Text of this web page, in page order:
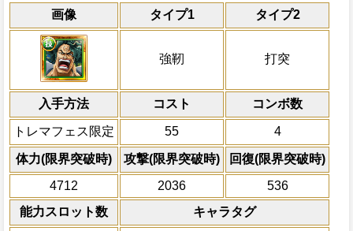
画像 タイプ1 タイプ2
強靭 打突
入手方法 コスト コンボ数
トレマフェス限定 55 4
体力(限界突破時) 攻撃(限界突破時)
回復(限界突破時)
4712
2036
536
能力スロット数
キャラタグ
通常 19→14ターン
限界突破
通常時
一味にかかっているスロット封じ・やけ
ラの攻撃×200倍の技属性ダメージを与え
を含む全てのスロットを [技]スロットに
時すでにスロット影響増大効果がかかっ
かかっているスロット影響増大効果とス
効果を1ターン延長、それ以外の時は2タ
ロットの影響を2.5倍、[技]スロットの影
2ターンの間[技]
スロットによる攻撃の倍
時2.5倍、通常時1.0倍、不利時0.5倍にす
共闘性能
船長効果
冒険開始時の必殺タ
キャラの攻撃を
にし、他の属性キャ
必殺技
ターン数：11
敵全体の攻撃を3タ
全体にかかっている
ン減らす
アクション
2ターンの間敵全体の
を30%下げ、打突タ
げる
効果
冒険中1回限り、サポート対象キャラが必
スロットに変換する([
赤犬 黒馬 黄猿 センゴク ガープ つる 藤虎
力
習得する効果
一味は[技] スロットも有利扱いになる
前のターンの攻撃時から、一味が攻
復量が3000以上の時、自分の基礎攻
自分の攻撃がPERFECTならば自分
ダメージ10%上乗せされて増加する
自分のスロット封じ状態を10ターン
通常時
一味の体力を1.3倍、攻撃を5.25倍、[力]
スロット出現率
スロットが[技] スロットになり、
で撃破した敵の数×一味の総回復の75%
味に全属性がいる時、一味の体力は最大
限を無視して回復することができる。
Lv上限突破
効果
一味がGOOD攻撃1回成功するまで一味の
ット変換不可にし、1ターンの間敵の属性
する状態異常にし(超属性は変更できない
靭タイプを超強靭タイプにタイプ超化さ
発動条件
一味に赤犬、黒馬、黄猿、センゴク、ガ
から2人以上いる時(サポートは除く/ダブ
ラとする)